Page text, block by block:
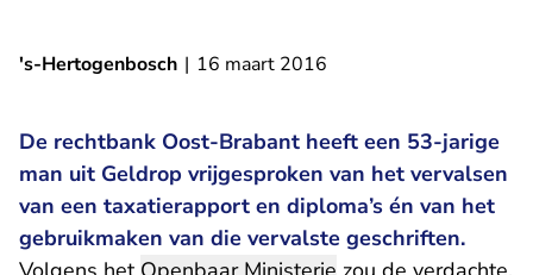
's-Hertogenbosch | 16 maart 2016
De rechtbank Oost-Brabant heeft een 53-jarige
man uit Geldrop vrijgesproken van het vervalsen
van een taxatierapport en diploma’s én van het
gebruikmaken van die vervalste geschriften.